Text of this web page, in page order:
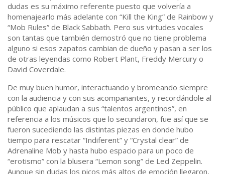
dudas es su máximo referente puesto que volvería a
homenajearlo más adelante con “Kill the King” de Rainbow y
“Mob Rules” de Black Sabbath. Pero sus virtudes vocales
son tantas que también demostró que no tiene problema
alguno si esos zapatos cambian de dueño y pasan a ser los
de otras leyendas como Robert Plant, Freddy Mercury o
David Coverdale.
De muy buen humor, interactuando y bromeando siempre
con la audiencia y con sus acompañantes, y recordándole al
público que aplaudan a sus “talentos argentinos”, en
referencia a los músicos que lo secundaron, fue así que se
fueron sucediendo las distintas piezas en donde hubo
tiempo para rescatar “Indiferent” y “Crystal clear” de
Adrenaline Mob y hasta hubo espacio para un poco de
“erotismo” con la blusera “Lemon song” de Led Zeppelin.
Aunque sin dudas los picos más altos de emoción llegaron,